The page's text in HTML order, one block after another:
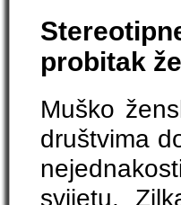
probitak
Muško
društvima
svijetu.